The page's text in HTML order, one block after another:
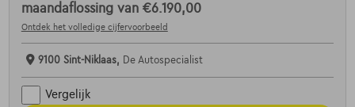
maandaflossing van €6.190,00
Ontdek het volledige cijfervoorbeeld
9100 Sint-Niklaas, De Autospecialist
Vergelijk